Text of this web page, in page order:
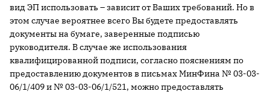
вид ЭП использовать – зависит от Ваших требований. Но в
этом случае вероятнее всего Вы будете предоставлять
документы на бумаге, заверенные подписью
руководителя. В случае же использования
квалифицированной подписи, согласно пояснениям по
предоставлению документов в письмах МинФина № 03-03-
06/1/409 и № 03-03-06/1/521, можно предоставлять